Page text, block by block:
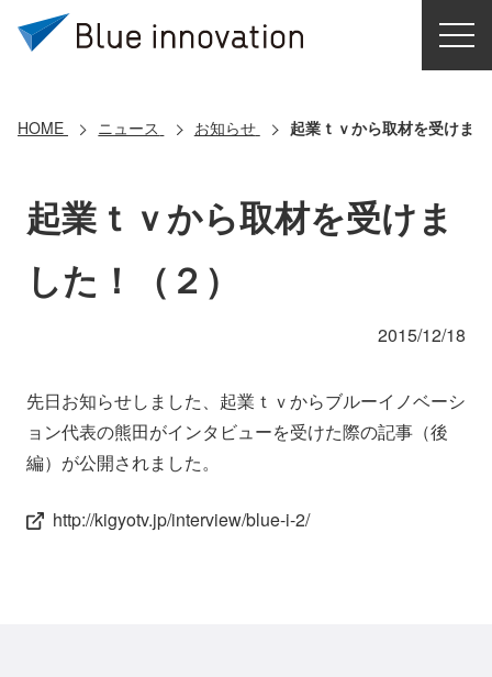
導入事例
コアテクノロジー
お問い合わせ
会社情報
HOME ニュース お知らせ 起業ｔｖから取材を受けま
起業ｔｖから取材を受けま
した！（２）
2015/12/18
先日お知らせしました、起業ｔｖからブルーイノベーシ
ョン代表の熊田がインタビューを受けた際の記事（後
編）が公開されました。
http://kigyotv.jp/interview/blue-i-2/